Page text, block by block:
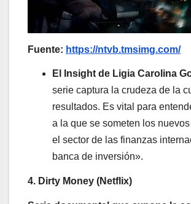
Fuente: https://ntvb.tmsimg.com/
El Insight de Ligia Carolina
serie captura la crudeza de la
resultados. Es vital para
a la que se someten los
el sector de las finanzas
banca de inversión».
4. Dirty Money (Netflix)